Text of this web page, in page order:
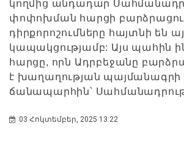
կողմից անդադար
փոփոխման հարցի
դիրքորոշումները հայտնի են
կապակցությամբ: Այս պահին
հարցը, որն Ադրբեջանը
է խաղաղության
ճանապարհին՝
03 Հոկտեմբեր, 2025 13:22